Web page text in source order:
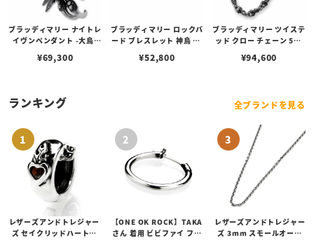
ブラッディマリー ナイトレ
イヴンペンダント -大烏-
¥69,300
ブラッディマリー ロックバ
ード ブレスレット 神烏 19
¥52,800
ブラッディマリー ツイステ
ッド クロー チェーン 50c
¥94,600
ランキング 全ブランドを見る
レザーズアンドトレジャー
ズ セイクリッドハートピ
【ONE OK ROCK】TAKA
さん 着用 ビビファイ フー
レザーズアンドトレジャー
ズ 3mm スモールオーバ